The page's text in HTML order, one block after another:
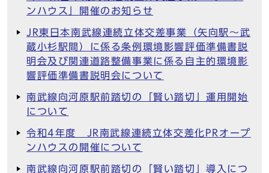
ンハウス」開催のお知らせ
JR東日本南武線連続立体交差事業（矢向駅～武
蔵小杉駅間）に係る条例環境影響評価準備書説
明会及び関連道路整備事業に係る自主的環境影
響評価準備書説明会について
南武線向河原駅前踏切の「賢い踏切」運用開始
について
令和4年度 JR南武線連続立体交差化PRオープ
ンハウスの開催について
南武線向河原駅前踏切の「賢い踏切」導入につ